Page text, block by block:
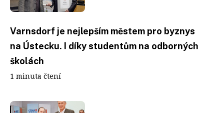
Varnsdorf je nejlepším městem pro byznys
na Ústecku. I díky studentům na odborných
školách
1 minuta čtení